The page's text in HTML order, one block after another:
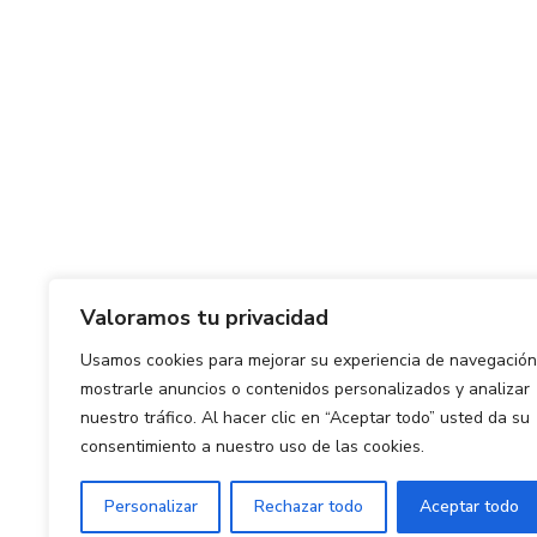
Valoramos tu privacidad
Usamos cookies para mejorar su experiencia de
mostrarle anuncios o contenidos personalizados y analizar
nuestro tráfico. Al hacer clic en “Aceptar todo” usted da su
consentimiento a nuestro uso de las cookies.
Personalizar Rechazar todo Aceptar todo